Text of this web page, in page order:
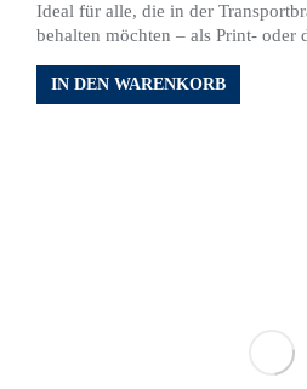
Ideal für alle, die in der
behalten möchten – als Print- oder
IN DEN WARENKORB